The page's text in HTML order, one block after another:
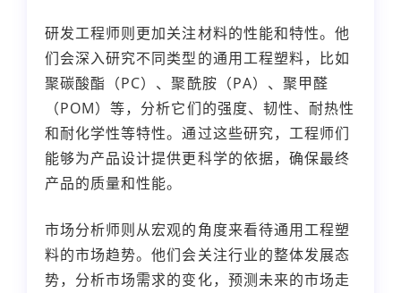
研发工程师则更加关注材料的性能和特性。他
们会深入研究不同类型的通用工程塑料，比如
聚碳酸酯（PC）、聚酰胺（PA）、聚甲醛
（POM）等，分析它们的强度、韧性、耐热性
和耐化学性等特性。通过这些研究，工程师们
能够为产品设计提供更科学的依据，确保最终
产品的质量和性能。
市场分析师则从宏观的角度来看待通用工程塑
料的市场趋势。他们会关注行业的整体发展态
势，分析市场需求的变化，预测未来的市场走